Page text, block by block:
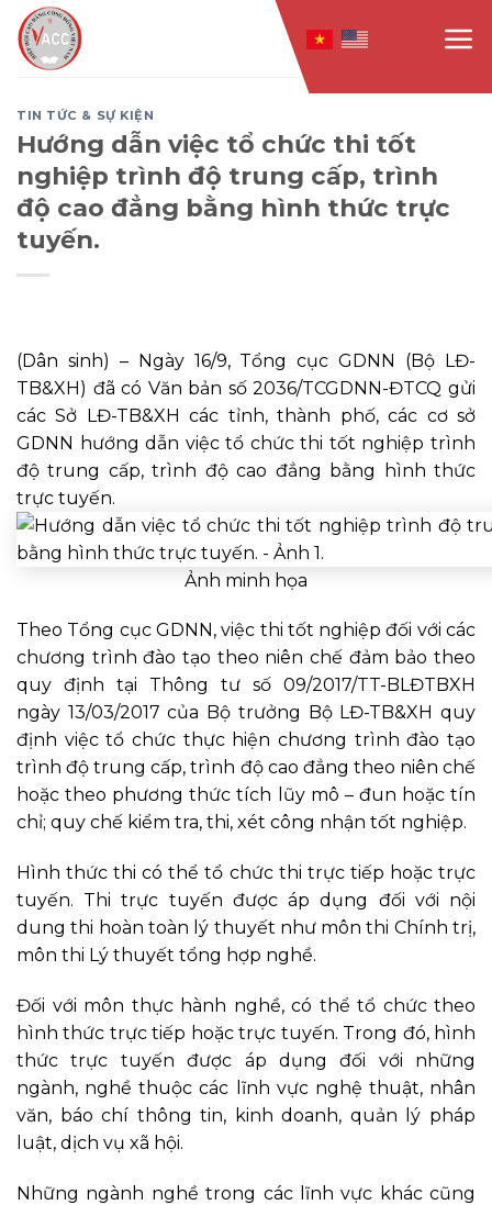
Skip
to
content
TIN TỨC & SỰ KIỆN
Hướng dẫn việc tổ chức thi tốt
nghiệp trình độ trung cấp, trình
độ cao đẳng bằng hình thức trực
tuyến.
(Dân sinh) – Ngày 16/9, Tổng cục GDNN (Bộ LĐ-
TB&XH) đã có Văn bản số 2036/TCGDNN-ĐTCQ gửi
các Sở LĐ-TB&XH các tỉnh, thành phố, các cơ sở
GDNN hướng dẫn việc tổ chức thi tốt nghiệp trình
độ trung cấp, trình độ cao đẳng bằng hình thức
trực tuyến.
Ảnh minh họa
Theo Tổng cục GDNN,việc thi tốt nghiệp đối với các
chương trình đào tạo theo niên chế đảm bảo theo
quy định tại Thông tư số 09/2017/TT-BLĐTBXH
ngày 13/03/2017 của Bộ trưởng Bộ LĐ-TB&XH quy
định việc tổ chức thực hiện chương trình đào tạo
trình độ trung cấp, trình độ cao đẳng theo niên chế
hoặc theo phương thức tích lũy mô – đun hoặc tín
chỉ; quy chế kiểm tra, thi, xét công nhận tốt nghiệp.
Hình thức thi có thể tổ chức thi trực tiếp hoặc trực
tuyến. Thi trực tuyến được áp dụng đối với nội
dung thi hoàn toàn lý thuyết như môn thi Chính trị,
môn thi Lý thuyết tổng hợp nghề.
Đối với môn thực hành nghề, có thể tổ chức theo
hình thức trực tiếp hoặc trực tuyến. Trong đó, hình
thức trực tuyến được áp dụng đối với những
ngành, nghề thuộc các lĩnh vực nghệ thuật, nhân
văn, báo chí thông tin, kinh doanh, quản lý pháp
luật, dịch vụ xã hội.
Những ngành nghề trong các lĩnh vực khác cũng